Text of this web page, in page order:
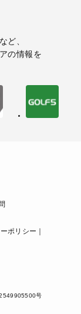
ど、
の情報を
ポリシー
号